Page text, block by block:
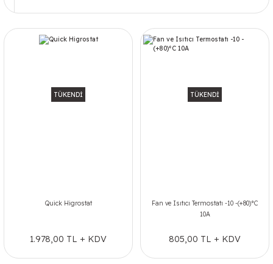
TÜKENDİ
Quick Higrostat
1.978,00 TL + KDV
TÜKENDİ
Fan ve Isıtıcı Termostatı -10 -(+80)°C
10A
805,00 TL + KDV